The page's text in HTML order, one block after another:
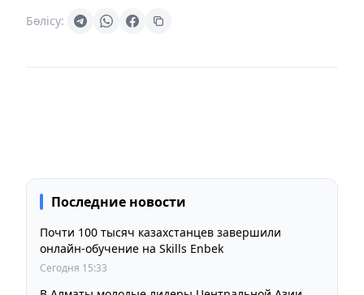
Бөлісу:
Последние новости
Почти 100 тысяч казахстанцев завершили
онлайн-обучение на Skills Enbek
Сегодня 15:33